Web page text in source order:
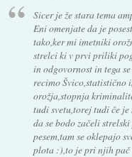
Sicer je že stara tema
Eni omenjate da je
tako,ker mi imetniki
strelci ki v prvi priliki
in odgovornost in tega
recimo Švico,statistično
orožja,stopnja
tudi svetu,torej tudi če je
da se bodo začeli
pesem,tam se oklepajo
plota :),to je pri njih